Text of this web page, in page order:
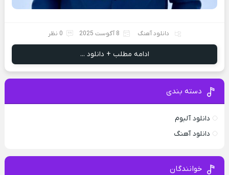
دانلود آهنگ 8 آگوست 2025 0 نظر
ادامه مطلب + دانلود ...
دسته بندی
دانلود آلبوم
دانلود آهنگ
خوانندگان